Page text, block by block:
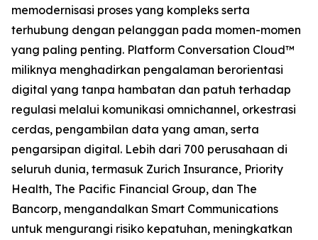
memodernisasi proses yang kompleks serta
terhubung dengan pelanggan pada momen-momen
yang paling penting. Platform Conversation Cloud™
miliknya menghadirkan pengalaman berorientasi
digital yang tanpa hambatan dan patuh terhadap
regulasi melalui komunikasi omnichannel, orkestrasi
cerdas, pengambilan data yang aman, serta
pengarsipan digital. Lebih dari 700 perusahaan di
seluruh dunia, termasuk Zurich Insurance, Priority
Health, The Pacific Financial Group, dan The
Bancorp, mengandalkan Smart Communications
untuk mengurangi risiko kepatuhan, meningkatkan